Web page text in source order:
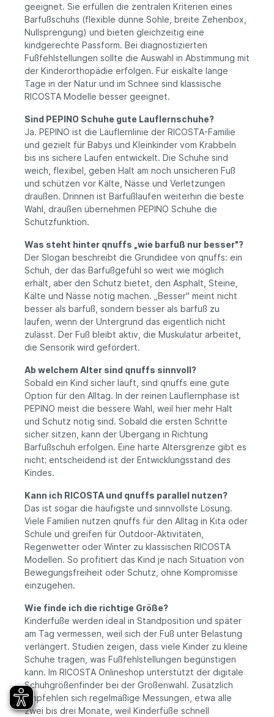
geeignet. Sie erfüllen die zentralen Kriterien eines
Barfußschuhs (flexible dünne Sohle, breite Zehenbox,
Nullsprengung) und bieten gleichzeitig eine
kindgerechte Passform. Bei diagnostizierten
Fußfehlstellungen sollte die Auswahl in Abstimmung mit
der Kinderorthopädie erfolgen. Für eiskalte lange
Tage in der Natur und im Schnee sind klassische
RICOSTA Modelle besser geeignet.
Sind PEPINO Schuhe gute Lauflernschuhe?
Ja. PEPINO ist die Lauflernlinie der RICOSTA-Familie
und gezielt für Babys und Kleinkinder vom Krabbeln
bis ins sichere Laufen entwickelt. Die Schuhe sind
weich, flexibel, geben Halt am noch unsicheren Fuß
und schützen vor Kälte, Nässe und Verletzungen
draußen. Drinnen ist Barfußlaufen weiterhin die beste
Wahl, draußen übernehmen PEPINO Schuhe die
Schutzfunktion.
Was steht hinter qnuffs „wie barfuß nur besser"?
Der Slogan beschreibt die Grundidee von qnuffs: ein
Schuh, der das Barfußgefühl so weit wie möglich
erhält, aber den Schutz bietet, den Asphalt, Steine,
Kälte und Nässe nötig machen. „Besser" meint nicht
besser als barfuß, sondern besser als barfuß zu
laufen, wenn der Untergrund das eigentlich nicht
zulässt. Der Fuß bleibt aktiv, die Muskulatur arbeitet,
die Sensorik wird gefördert.
Ab welchem Alter sind qnuffs sinnvoll?
Sobald ein Kind sicher läuft, sind qnuffs eine gute
Option für den Alltag. In der reinen Lauflernphase ist
PEPINO meist die bessere Wahl, weil hier mehr Halt
und Schutz nötig sind. Sobald die ersten Schritte
sicher sitzen, kann der Übergang in Richtung
Barfußschuh erfolgen. Eine harte Altersgrenze gibt es
nicht; entscheidend ist der Entwicklungsstand des
Kindes.
Kann ich RICOSTA und qnuffs parallel nutzen?
Das ist sogar die häufigste und sinnvollste Lösung.
Viele Familien nutzen qnuffs für den Alltag in Kita oder
Schule und greifen für Outdoor-Aktivitäten,
Regenwetter oder Winter zu klassischen RICOSTA
Modellen. So profitiert das Kind je nach Situation von
Bewegungsfreiheit oder Schutz, ohne Kompromisse
einzugehen.
Wie finde ich die richtige Größe?
Kinderfüße werden ideal in Standposition und später
am Tag vermessen, weil sich der Fuß unter Belastung
verlängert. Studien zeigen, dass viele Kinder zu kleine
Schuhe tragen, was Fußfehlstellungen begünstigen
kann. Im RICOSTA Onlineshop unterstützt der digitale
Schuhgrößenfinder bei der Größenwahl. Zusätzlich
empfehlen sich regelmäßige Messungen, etwa alle
zwei bis drei Monate, weil Kinderfüße schnell